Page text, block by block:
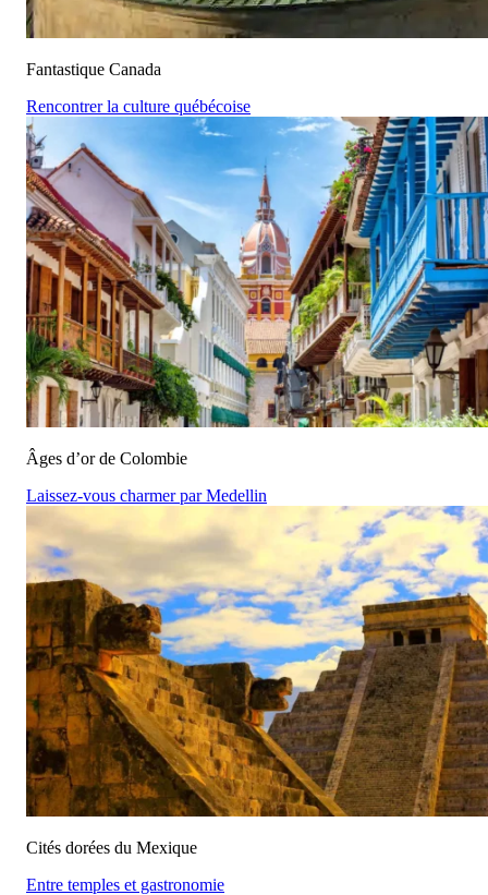
Fantastique Canada
Rencontrer la culture québécoise
Âges d’or de Colombie
Laissez-vous charmer par Medellin
Cités dorées du Mexique
Entre temples et gastronomie